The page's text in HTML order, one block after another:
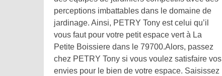
perceptions imbattables dans le domaine de
jardinage. Ainsi, PETRY Tony est celui qu’il
vous faut pour votre petit espace vert à La
Petite Boissiere dans le 79700.Alors, passez
chez PETRY Tony si vous voulez satisfaire vos
envies pour le bien de votre espace. Saisissez